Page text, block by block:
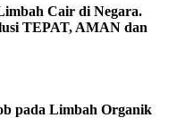
Cair di Negara.
TEPAT, AMAN dan
pada Limbah Organik